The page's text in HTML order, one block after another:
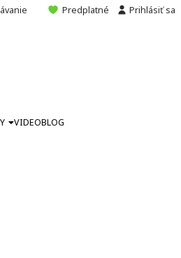
Predplatné Prihlásiť sa
VIDEOBLOG